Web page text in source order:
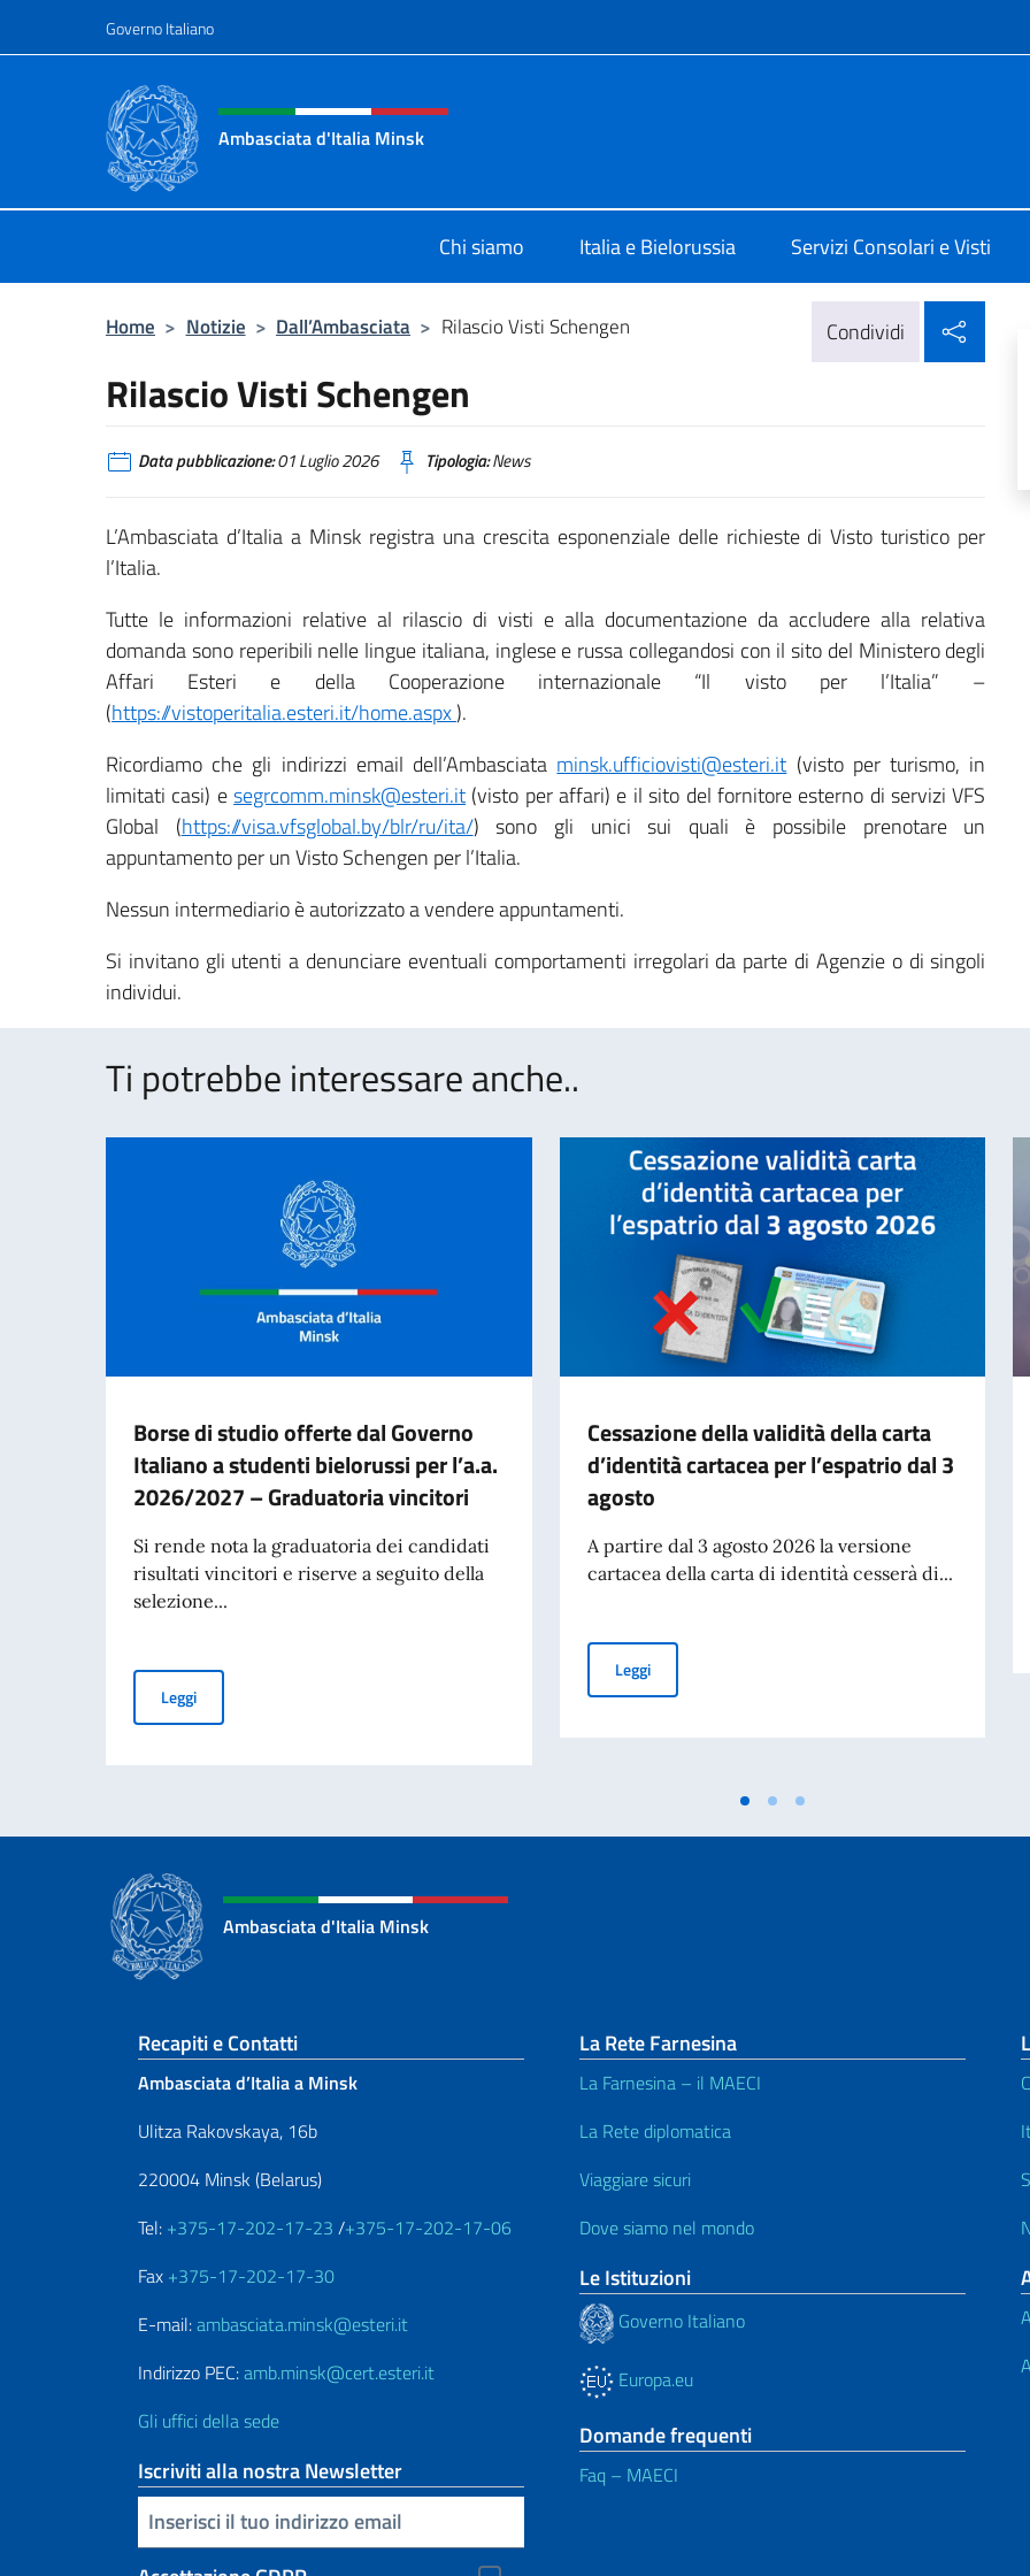
Governo Italiano
Intestazione sito, social e menù
Ambasciata d'Italia Minsk
Chi siamo Italia e Bielorussia Servizi Consolari e Visti
Home > Notizie > Dall’Ambasciata > Rilascio Visti Schengen Condividi
Rilascio Visti Schengen
Data pubblicazione:01 Luglio 2026 Tipologia:News
L’Ambasciata d’Italia a Minsk registra una crescita esponenziale delle richieste di Visto turistico per
l’Italia.
Tutte le informazioni relative al rilascio di visti e alla documentazione da accludere alla relativa
domanda sono reperibili nelle lingue italiana, inglese e russa collegandosi con il sito del Ministero degli
Affari Esteri e della Cooperazione internazionale “Il visto per l’Italia” –
(https://vistoperitalia.esteri.it/home.aspx).
Ricordiamo che gli indirizzi email dell’Ambasciata minsk.ufficiovisti@esteri.it (visto per turismo, in
limitati casi) esegrcomm.minsk@esteri.it (visto per affari) e il sito del fornitore esterno di servizi VFS
Global (https://visa.vfsglobal.by/blr/ru/ita/) sono gli unici sui quali è possibile prenotare un
appuntamento per un Visto Schengen per l’Italia.
Nessun intermediario è autorizzato a vendere appuntamenti.
Si invitano gli utenti a denunciare eventuali comportamenti irregolari da parte di Agenzie o di singoli
individui.
Ti potrebbe interessare anche..
Borse di studio offerte dal Governo
Italiano a studenti bielorussi per l’a.a.
2026/2027 – Graduatoria vincitori
Si rende nota la graduatoria dei candidati
risultati vincitori e riserve a seguito della
selezione...
LeggiBorse di studio offerte dal Governo Italiano a studenti bielorussi per l’a.a. 2026/2027 – Graduatoria vincitori
Cessazione della validità della carta
d’identità cartacea per l’espatrio dal 3
agosto
A partire dal 3 agosto 2026 la versione
cartacea della carta di identità cesserà di...
LeggiCessazione della validità della carta d’identità
Ambasciata d'Italia Minsk
Sezione footer
Recapiti e Contatti
Ambasciata d’Italia a Minsk
Ulitza Rakovskaya, 16b
220004 Minsk (Belarus)
Tel: +375-17-202-17-23 /+375-17-202-17-06
Fax +375-17-202-17-30
E-mail:ambasciata.minsk@esteri.it
Indirizzo PEC:amb.minsk@cert.esteri.it
Gli uffici della sede
Iscriviti alla nostra Newsletter
Inserisci la tua email
La Rete Farnesina
La Farnesina – il MAECI
La Rete diplomatica
Viaggiare sicuri
Dove siamo nel mondo
Le Istituzioni
Governo Italiano
Europa.eu
Domande frequenti
Faq – MAECI